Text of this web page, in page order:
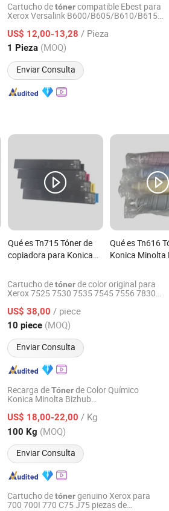
Cartucho detónercompatible Ebest para
Xerox Versalink B600/B605/B610/B615
negro
US$ 12,00-13,28 / Pieza
1 Pieza (MOQ)
Enviar Consulta
LTD.
Desde 2020
Qué es Tn715 Tóner de
copiadora para Konica
Qué es Tn616
Konica Minolta
C65hc/
Cartucho detónerde color original para
Xerox 7525 7530 7535 7545 7556 7830
006r01514 006r01515 006r01516
US$ 38,00 / piece
10 piece (MOQ)
Enviar Consulta
Technology Co., Ltd.
Desde 2025
Recarga deTónerde Color Químico
Konica Minolta Bizhub
US$ 18,00-22,00 / Kg
100 Kg (MOQ)
Enviar Consulta
Ltd.
Desde 2021
Cartucho detónergenuino Xerox para
700 700I 770 C75 J75 piezas de